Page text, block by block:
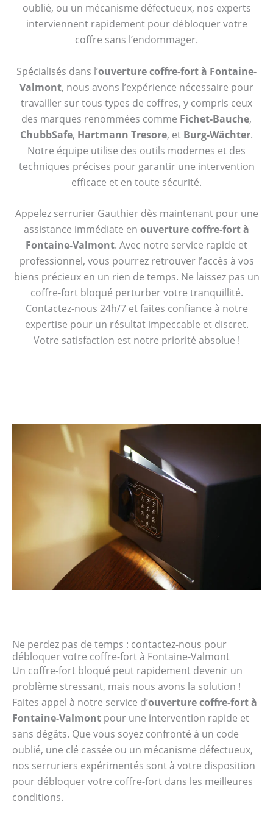
oublié, ou un mécanisme défectueux, nos experts
interviennent rapidement pour débloquer votre
coffre sans l’endommager.
Spécialisés dans l’ouverture coffre-fort à Fontaine-
Valmont, nous avons l’expérience nécessaire pour
travailler sur tous types de coffres, y compris ceux
des marques renommées comme Fichet-Bauche,
ChubbSafe, Hartmann Tresore, et Burg-Wächter.
Notre équipe utilise des outils modernes et des
techniques précises pour garantir une intervention
efficace et en toute sécurité.
Appelez serrurier Gauthier dès maintenant pour une
assistance immédiate en ouverture coffre-fort à
Fontaine-Valmont. Avec notre service rapide et
professionnel, vous pourrez retrouver l’accès à vos
biens précieux en un rien de temps. Ne laissez pas un
coffre-fort bloqué perturber votre tranquillité.
Contactez-nous 24h/7 et faites confiance à notre
expertise pour un résultat impeccable et discret.
Votre satisfaction est notre priorité absolue !
Ne perdez pas de temps : contactez-nous pour
débloquer votre coffre-fort à Fontaine-Valmont
Un coffre-fort bloqué peut rapidement devenir un
problème stressant, mais nous avons la solution !
Faites appel à notre service d’ouverture coffre-fort à
Fontaine-Valmont pour une intervention rapide et
sans dégâts. Que vous soyez confronté à un code
oublié, une clé cassée ou un mécanisme défectueux,
nos serruriers expérimentés sont à votre disposition
pour débloquer votre coffre-fort dans les meilleures
conditions.